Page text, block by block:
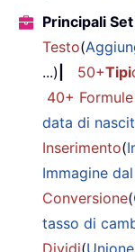
Principali
Testo(
...)
50+Tipi
40+ Formule
data di
Inserimento(
Immagine
Conversione(
tasso di
Dividi(